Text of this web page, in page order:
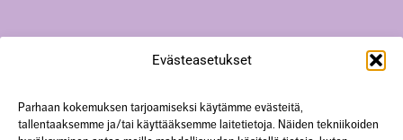
Evästeasetukset
Parhaan kokemuksen tarjoamiseksi käytämme evästeitä,
tallentaaksemme ja/tai käyttääksemme laitetietoja. Näiden tekniikoiden
Yliopistonkatu 23 A18, 40100 Jyväskylä
hanke@surevankohtaaminen.fi